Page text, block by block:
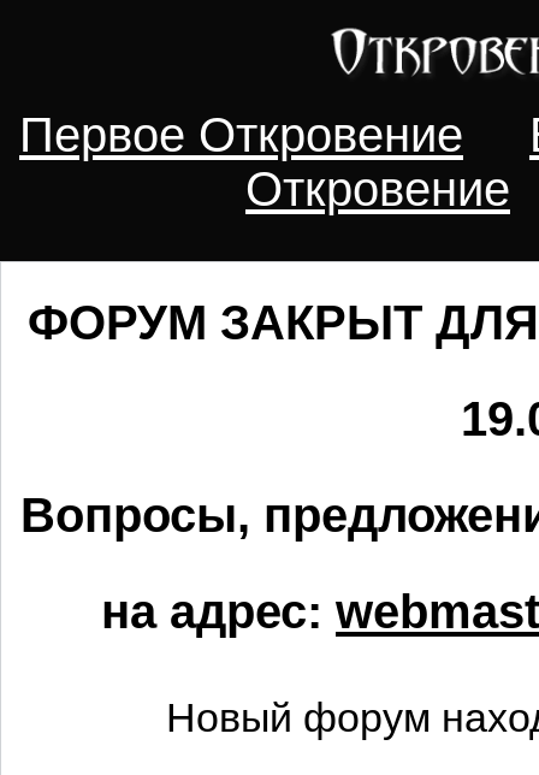
Первое Откровение
Откровение
ФОРУМ ЗАКРЫТ
Вопросы,
на адрес:
Новый форум